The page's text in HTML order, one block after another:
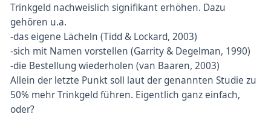
Trinkgeld nachweislich signifikant erhöhen. Dazu
gehören u.a.
-das eigene Lächeln (Tidd & Lockard, 2003)
-sich mit Namen vorstellen (Garrity & Degelman, 1990)
-die Bestellung wiederholen (van Baaren, 2003)
Allein der letzte Punkt soll laut der genannten Studie zu
50% mehr Trinkgeld führen. Eigentlich ganz einfach,
oder?